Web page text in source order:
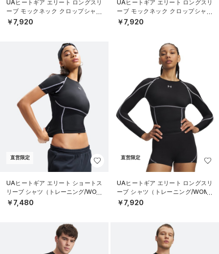
UAヒートギア エリート ロングスリ
ーブ モックネック クロップシャツ
（トレーニング/WOMEN）
￥7,920
UAヒートギア エリート ロングスリ
ーブ モックネック クロップシャツ
（トレーニング/WOMEN）
￥7,920
直営限定
UAヒートギア エリート ショートス
リーブ シャツ（トレーニング/WOM
EN）
￥7,480
直営限定
UAヒートギア エリート ロングスリ
ーブ シャツ（トレーニング/WOME
N）
￥7,920